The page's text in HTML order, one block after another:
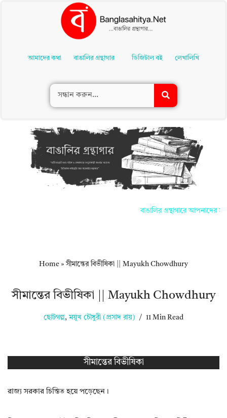
Contentআমাদের কথা বাঙালির গ্রন্থাগার ডিজিটাল বই লেখালিখি
বাঙালির গ্রন্থাগারে আপনাদের সকলকে
Home »সীমান্তের বিভীষিকা || Mayukh Chowdhury
সীমান্তের বিভীষিকা || Mayukh Chowdhury
ছোটগল্প , ময়ূখ চৌধুরী (প্রসাদ রায়) 11 Min Read
সীমান্তের বিভীষিকা
রাজ্য সরকার চিন্তিত হয়ে পড়েছেন।